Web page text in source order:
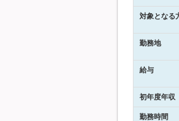
対象となる
勤務地
給与
初年度年収
勤務時間